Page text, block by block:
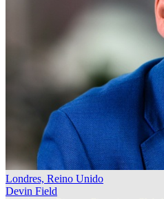
Londres, Reino Unido
Devin Field